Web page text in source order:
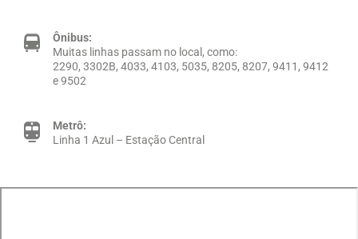
Ônibus:
Muitas linhas passam no local, como:
2290, 3302B, 4033, 4103, 5035, 8205, 8207, 9411, 9412
e 9502
Metrô:
Linha 1 Azul – Estação Central